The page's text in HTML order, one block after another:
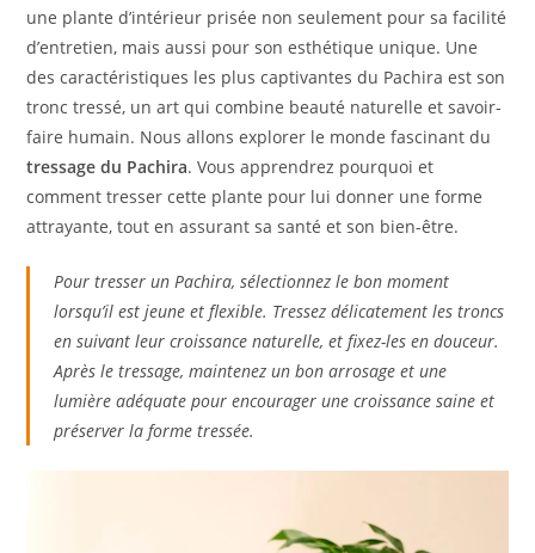
une plante d’intérieur prisée non seulement pour sa facilité
d’entretien, mais aussi pour son esthétique unique. Une
des caractéristiques les plus captivantes du Pachira est son
tronc tressé, un art qui combine beauté naturelle et savoir-
faire humain. Nous allons explorer le monde fascinant du
tressage du Pachira. Vous apprendrez pourquoi et
comment tresser cette plante pour lui donner une forme
attrayante, tout en assurant sa santé et son bien-être.
Pour tresser un Pachira, sélectionnez le bon moment
lorsqu’il est jeune et flexible. Tressez délicatement les troncs
en suivant leur croissance naturelle, et fixez-les en douceur.
Après le tressage, maintenez un bon arrosage et une
lumière adéquate pour encourager une croissance saine et
préserver la forme tressée.